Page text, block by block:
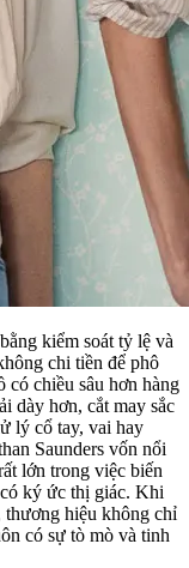
kiểm soát tỷ lệ và
chi tiền để phô
có chiều sâu hơn hàng
dày hơn, cắt may sắc
lý cổ tay, vai hay
Saunders vốn nổi
lớn trong việc biến
ký ức thị giác. Khi
thương hiệu không chỉ
có sự tò mò và tinh